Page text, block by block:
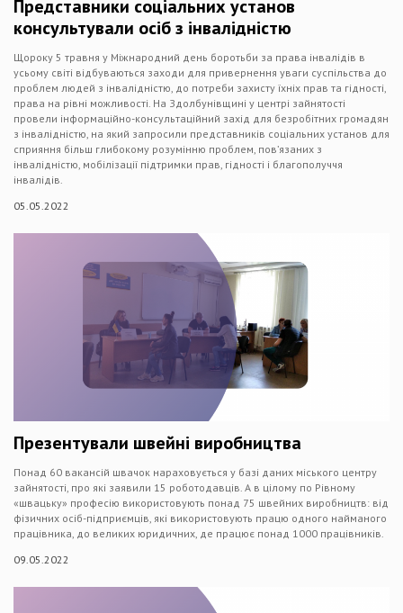
Представники соціальних установ
консультували осіб з інвалідністю
Щороку 5 травня у Міжнародний день боротьби за права інвалідів в
усьому світі відбуваються заходи для привернення уваги суспільства до
проблем людей з інвалідністю, до потреби захисту їхніх прав та гідності,
права на рівні можливості. На Здолбунівщині у центрі зайнятості
провели інформаційно-консультаційний захід для безробітних громадян
з інвалідністю, на який запросили представників соціальних установ для
сприяння більш глибокому розумінню проблем, пов’язаних з
інвалідністю, мобілізації підтримки прав, гідності і благополуччя
інвалідів.
05.05.2022
Презентували швейні виробництва
Понад 60 вакансій швачок нараховується у базі даних міського центру
зайнятості, про які заявили 15 роботодавців. А в цілому по Рівному
«швацьку» професію використовують понад 75 швейних виробництв: від
фізичних осіб-підприємців, які використовують працю одного найманого
працівника, до великих юридичних, де працює понад 1000 працівників.
09.05.2022